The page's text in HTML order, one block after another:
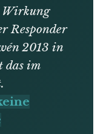
Wirkung
Responder
2013 in
das im